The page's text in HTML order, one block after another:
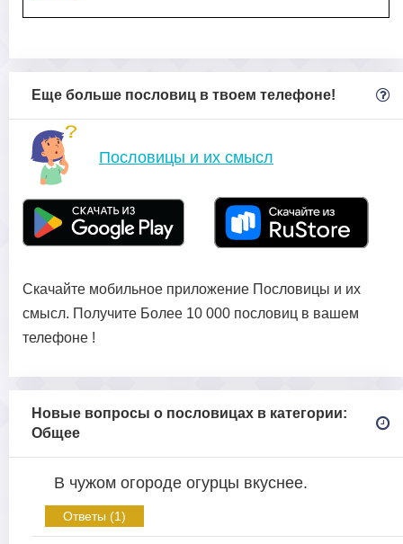
Еще больше пословиц в твоем телефоне!
Пословицы и их смысл
Скачайте мобильное приложение Пословицы и их
смысл. Получите Более 10 000 пословиц в вашем
телефоне !
Новые вопросы о пословицах в категории:
Общее
В чужом огороде огурцы вкуснее.
Ответы (1)